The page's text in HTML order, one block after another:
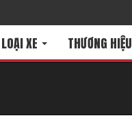
LOẠI XE THƯƠNG HIỆU